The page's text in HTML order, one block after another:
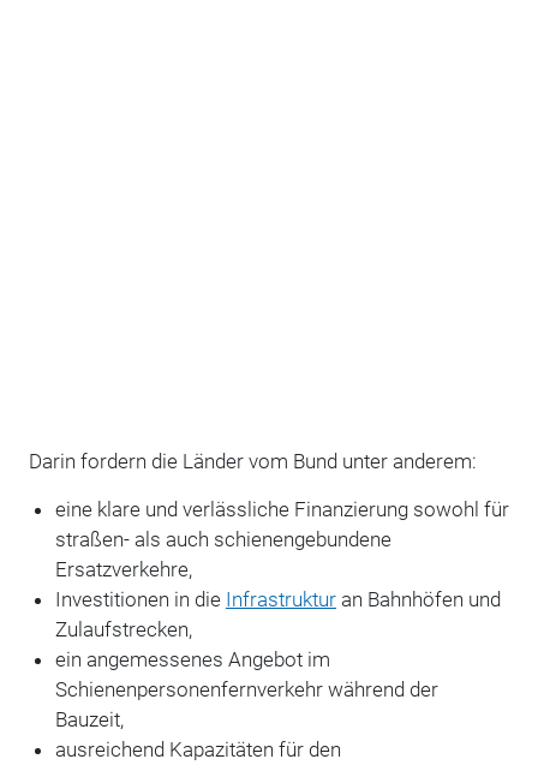
Darin fordern die Länder vom Bund unter anderem:
eine klare und verlässliche Finanzierung sowohl für
straßen- als auch schienengebundene
Ersatzverkehre,
Investitionen in die Infrastrukturan Bahnhöfen und
Zulaufstrecken,
ein angemessenes Angebot im
Schienenpersonenfernverkehr während der
Bauzeit,
ausreichend Kapazitäten für den